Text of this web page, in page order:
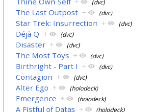
(dvc)
The Last Outpost + (dvc)
Star Trek: Insurrection + (dvc)
Déjà Q + (dvc)
Disaster + (dvc)
The Most Toys + (dvc)
Birthright - Part I + (dvc)
Contagion + (dvc)
Alter Ego + (holodeck)
Emergence + (holodeck)
A Fistful of Datas + (holodeck)